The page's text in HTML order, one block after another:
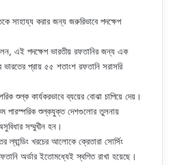
সাহায্য করার জন্য জরুরিভাবে পদক্ষেপ
এই পদক্ষেপ ভারতীয় রফতানির জন্য এক
ভারতের প্রায় ৫৫ শতাংশ রফতানি সরাসরি
শুল্ক কার্যকরভাবে ব্যয়ের বোঝা চাপিয়ে দেয়।
পারস্পরিক শুল্কযুক্ত দেশগুলোর তুলনায়
সম্মুখীন হন।
খরচের আলোকে ক্রেতারা সোর্সিং
অর্ডার ইতোমধ্যেই স্থগিত রাখা হয়েছে।